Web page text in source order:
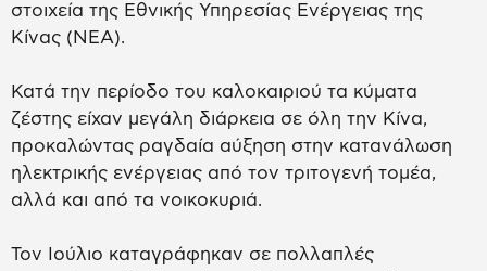
στοιχεία της Εθνικής Υπηρεσίας Ενέργειας της
Κίνας (NEA).
Κατά την περίοδο του καλοκαιριού τα κύματα
ζέστης είχαν μεγάλη διάρκεια σε όλη την Κίνα,
προκαλώντας ραγδαία αύξηση στην κατανάλωση
ηλεκτρικής ενέργειας από τον τριτογενή τομέα,
αλλά και από τα νοικοκυριά.
Τον Ιούλιο καταγράφηκαν σε πολλαπλές